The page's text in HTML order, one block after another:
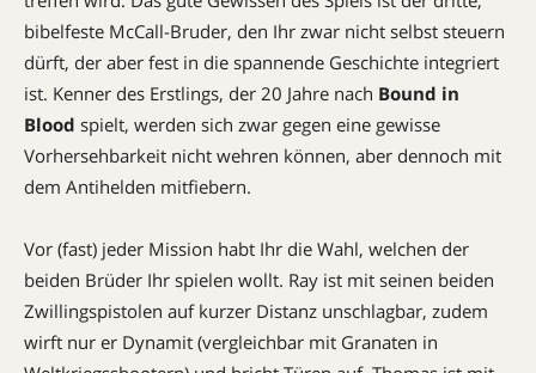
bibelfeste McCall-Bruder, den Ihr zwar nicht selbst steuern
dürft, der aber fest in die spannende Geschichte integriert
ist. Kenner des Erstlings, der 20 Jahre nach Bound in
Blood spielt, werden sich zwar gegen eine gewisse
Vorhersehbarkeit nicht wehren können, aber dennoch mit
dem Antihelden mitfiebern.
Vor (fast) jeder Mission habt Ihr die Wahl, welchen der
beiden Brüder Ihr spielen wollt. Ray ist mit seinen beiden
Zwillingspistolen auf kurzer Distanz unschlagbar, zudem
wirft nur er Dynamit (vergleichbar mit Granaten in